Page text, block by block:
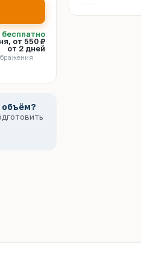
бесплатно
от 550 ₽
от 2 дней
объём?